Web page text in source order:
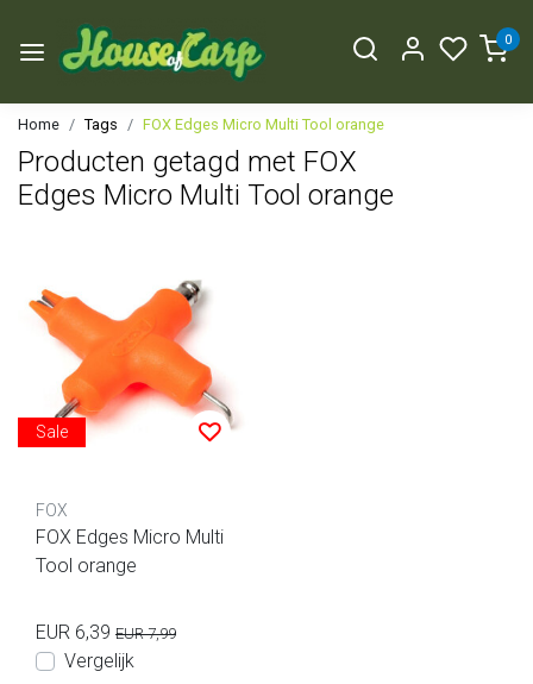
0
Home Tags FOX Edges Micro Multi Tool orange
Producten getagd met FOX
Edges Micro Multi Tool orange
Sale
FOX
FOX Edges Micro Multi
Tool orange
EUR 6,39 EUR 7,99
Vergelijk